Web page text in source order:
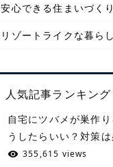
安心できる住まいづくり
リゾートライクな暮らし
人気記事ランキング
自宅にツバメが巣作
うしたらいい？対策は
355,615 views